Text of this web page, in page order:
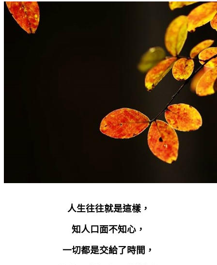
人生往往就是這樣，
知人口面不知心，
一切都是交給了時間，